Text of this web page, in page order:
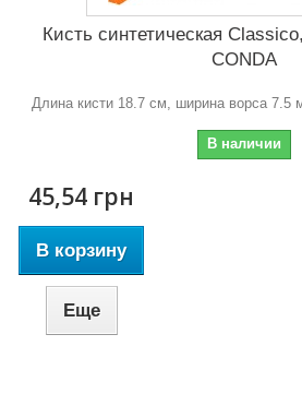
Кисть синтетическая
CONDA
Длина кисти 18.7 см, ширина ворса 7.5
В наличии
45,54 грн
В корзину
Еще